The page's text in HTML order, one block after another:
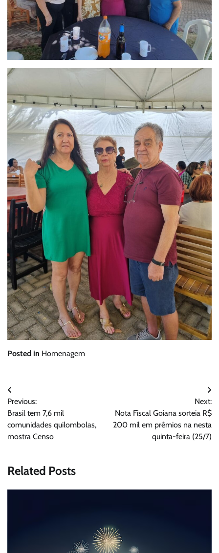
Posted in Homenagem
Navegação
de
Post
Previous:
Brasil tem 7,6 mil
comunidades quilombolas,
mostra Censo
Next:
Nota Fiscal Goiana sorteia R$
200 mil em prêmios na nesta
quinta-feira (25/7)
Related Posts